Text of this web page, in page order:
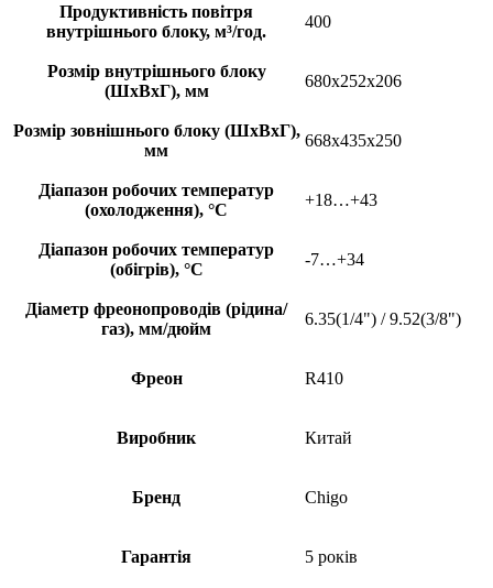
Продуктивність повітря
внутрішнього блоку, м³/год.
400
Розмір внутрішнього блоку
(ШхВхГ), мм
680x252x206
Розмір зовнішнього блоку (ШхВхГ),
мм
668x435x250
Діапазон робочих температур
(охолодження), °С
+18…+43
Діапазон робочих температур
(обігрів), °С
-7…+34
Діаметр фреонопроводів (рідина/
газ), мм/дюйм
6.35(1/4") / 9.52(3/8")
Фреон R410
Виробник Китай
Бренд Chigo
Гарантія 5 років